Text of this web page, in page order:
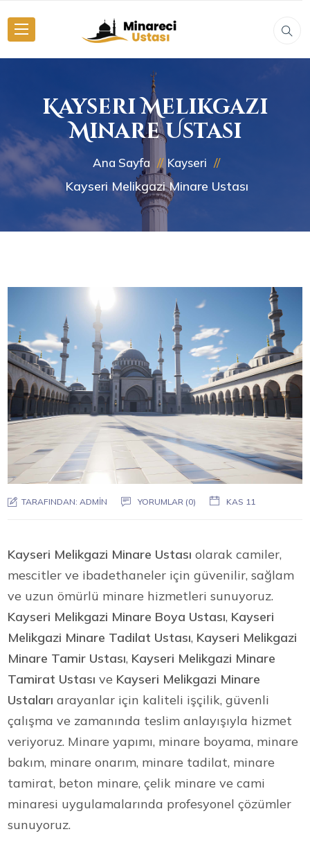
Kayseri Melikgazi
Minare Ustası
Ana Sayfa Kayseri
Kayseri Melikgazi Minare Ustası
TARAFINDAN: ADMIN YORUMLAR (0) KAS 11
Kayseri Melikgazi Minare Ustası olarak camiler,
mescitler ve ibadethaneler için güvenilir, sağlam
ve uzun ömürlü minare hizmetleri sunuyoruz.
Kayseri Melikgazi Minare Boya Ustası, Kayseri
Melikgazi Minare Tadilat Ustası, Kayseri Melikgazi
Minare Tamir Ustası, Kayseri Melikgazi Minare
Tamirat Ustası ve Kayseri Melikgazi Minare
Ustaları arayanlar için kaliteli işçilik, güvenli
çalışma ve zamanında teslim anlayışıyla hizmet
veriyoruz. Minare yapımı, minare boyama, minare
bakım, minare onarım, minare tadilat, minare
tamirat, beton minare, çelik minare ve cami
minaresi uygulamalarında profesyonel çözümler
sunuyoruz.